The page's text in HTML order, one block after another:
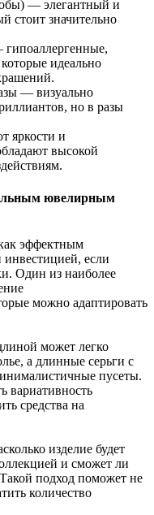
— элегантный и
стоит значительно
идеально
— визуально
но в разы
яркости и
высокой
ювелирным
эффектным
инвестицией, если
Один из наиболее
можно адаптировать
может легко
а длинные серьги с
пусеты.
вариативность
средства на
изделие будет
и сможет ли
подход поможет не
количество